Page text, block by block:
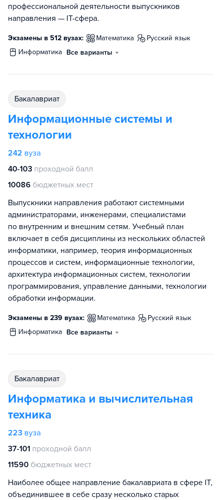
профессиональной деятельности выпускников
направления — IT-сфера.
Экзамены в 512 вузах: математика
русский язык
информатика Все варианты
бакалавриат
Информационные системы и
технологии
242 вуза
40-103 проходной балл
10086 бюджетных мест
Выпускники направления работают системными
администраторами, инженерами, специалистами
по внутренним и внешним сетям. Учебный план
включает в себя дисциплины из нескольких областей
информатики, например, теория информационных
процессов и систем, информационные технологии,
архитектура информационных систем, технологии
программирования, управление данными, технологии
обработки информации.
Экзамены в 239 вузах: математика
русский язык
информатика Все варианты
бакалавриат
Информатика и вычислительная
техника
223 вуза
37-101 проходной балл
11590 бюджетных мест
Наиболее общее направление бакалавриата в сфере IT,
объединившее в себе сразу несколько старых